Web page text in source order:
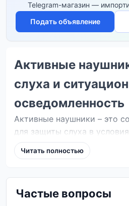
Telegram-магазин —
Подать объявление
Активные
слуха и
осведомленность
Активные наушники – это
для защиты слуха в
шума, позволяющее при
окружающие звуки. Они
сталкивается с громкими
Читать полностью
Частые вопросы